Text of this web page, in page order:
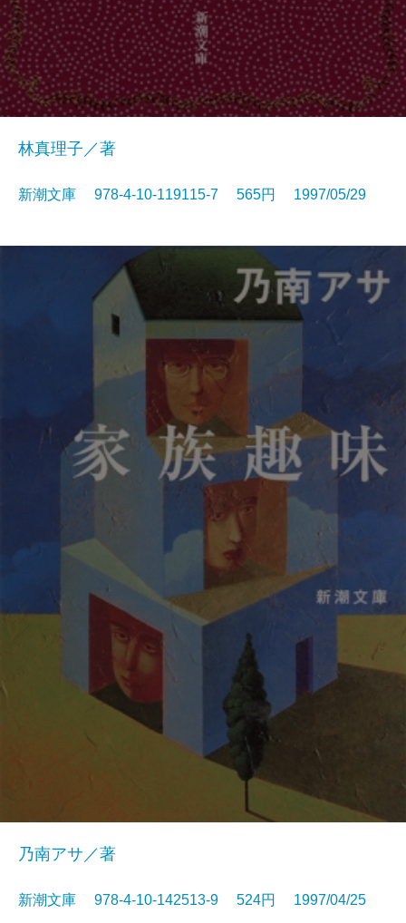
林真理子／著
新潮文庫 978-4-10-119115-7 565円 1997/05/29
乃南アサ／著
新潮文庫 978-4-10-142513-9 524円 1997/04/25